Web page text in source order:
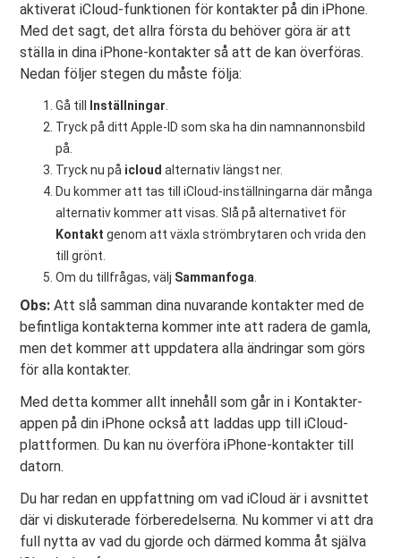
aktiverat iCloud-funktionen för kontakter på din iPhone.
Med det sagt, det allra första du behöver göra är att
ställa in dina iPhone-kontakter så att de kan överföras.
Nedan följer stegen du måste följa:
Gå till Inställningar.
Tryck på ditt Apple-ID som ska ha din namnannonsbild
på.
Tryck nu på icloudalternativ längst ner.
Du kommer att tas till iCloud-inställningarna där många
alternativ kommer att visas. Slå på alternativet för
Kontaktgenom att växla strömbrytaren och vrida den
till grönt.
Om du tillfrågas, välj Sammanfoga.
Obs:Att slå samman dina nuvarande kontakter med de
befintliga kontakterna kommer inte att radera de gamla,
men det kommer att uppdatera alla ändringar som görs
för alla kontakter.
Med detta kommer allt innehåll som går in i Kontakter-
appen på din iPhone också att laddas upp till iCloud-
plattformen. Du kan nu överföra iPhone-kontakter till
datorn.
Du har redan en uppfattning om vad iCloud är i avsnittet
där vi diskuterade förberedelserna. Nu kommer vi att dra
full nytta av vad du gjorde och därmed komma åt själva